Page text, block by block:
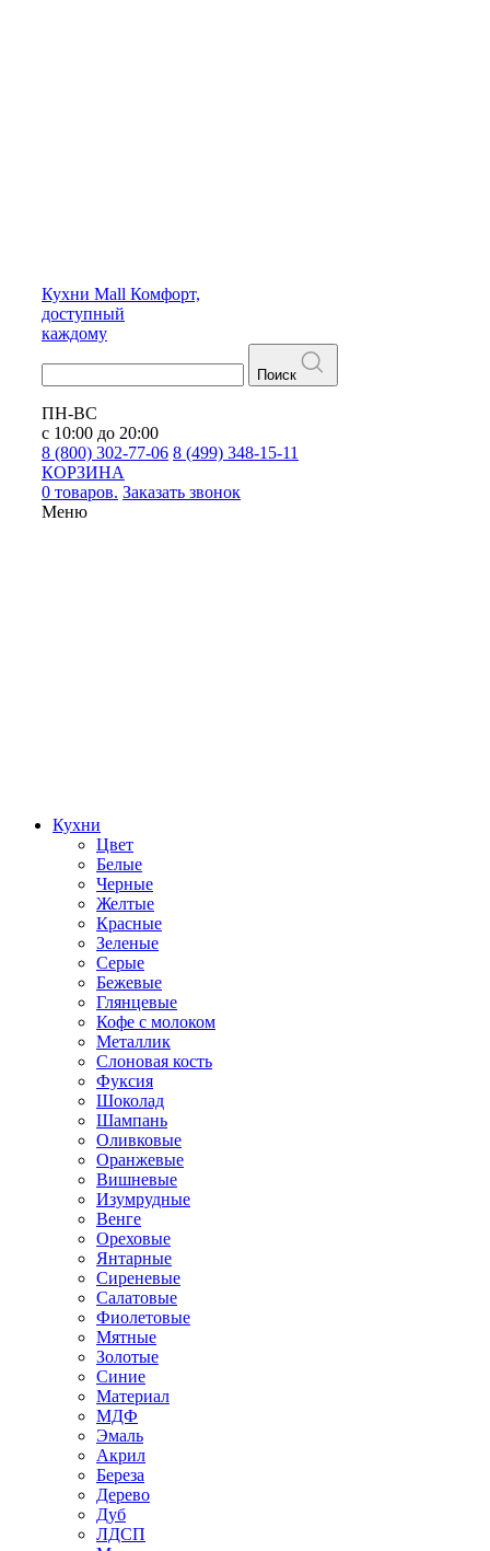
Кухни Mall Комфорт,
доступный
каждому
Поиск
ПН-ВС
с 10:00 до 20:00
8 (800) 302-77-06 8 (499) 348-15-11
КОРЗИНА
0 товаров. Заказать звонок
Меню
Кухни
Цвет
Белые
Черные
Желтые
Красные
Зеленые
Серые
Бежевые
Глянцевые
Кофе с молоком
Металлик
Слоновая кость
Фуксия
Шоколад
Шампань
Оливковые
Оранжевые
Вишневые
Изумрудные
Венге
Ореховые
Янтарные
Сиреневые
Салатовые
Фиолетовые
Мятные
Золотые
Синие
Материал
МДФ
Эмаль
Акрил
Береза
Дерево
Дуб
ЛДСП